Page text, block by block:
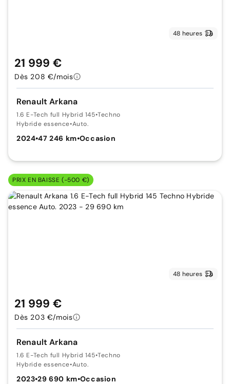
48 heures
Renault Arkana
1.6 E-Tech full Hybrid 145•Techno
Hybride essence•Auto.
2024•47 246 km•Occasion
21 999 €
Dès 208 €/mois
PRIX EN BAISSE (-500 €)
48 heures
Renault Arkana
1.6 E-Tech full Hybrid 145•Techno
Hybride essence•Auto.
2023•29 690 km•Occasion
21 999 €
Dès 203 €/mois